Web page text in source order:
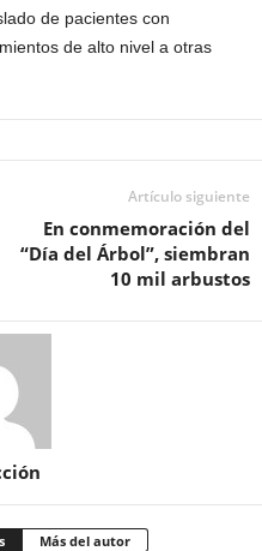
de pacientes con
de alto nivel a otras
Artículo siguiente
En conmemoración del
“Día del Árbol”, siembran
10 mil arbustos
Más del autor